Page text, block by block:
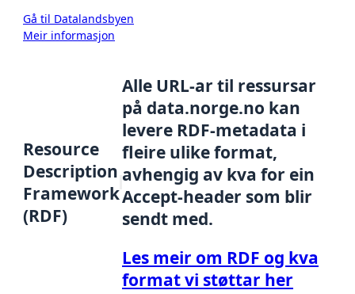
Gå til Datalandsbyen
Meir informasjon
Resource
Description
Framework
(RDF)
Alle URL-ar til ressursar
på data.norge.no kan
levere RDF-metadata i
fleire ulike format,
avhengig av kva for ein
Accept-header som blir
sendt med.
Les meir om RDF og kva
format vi støttar her